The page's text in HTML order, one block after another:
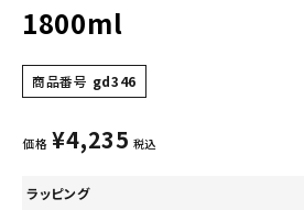
1800ml
商品番号 gd346
価格 ¥4,235 税込
ラッピング